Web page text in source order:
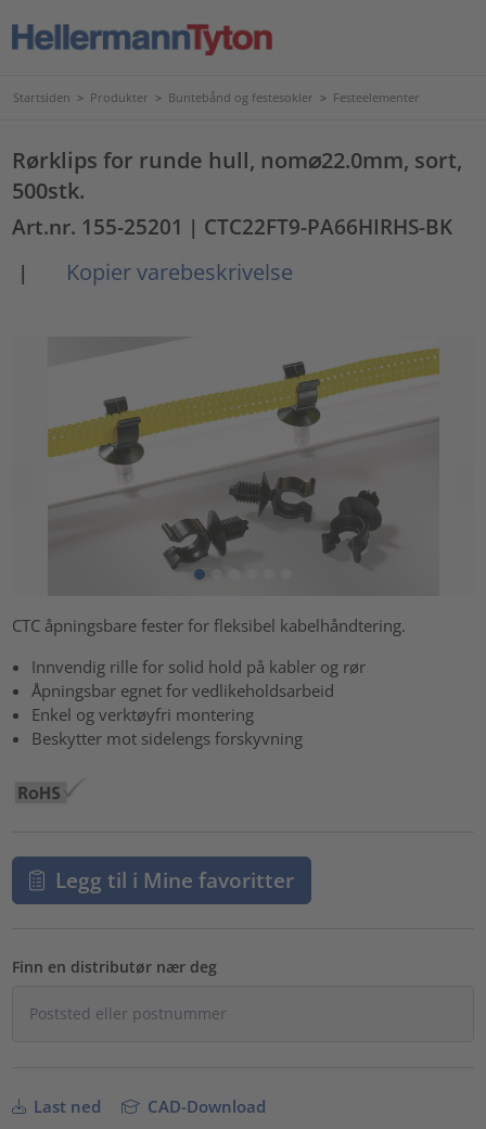
Startsiden > Produkter > Buntebånd og festesokler > Festeelementer
Rørklips for runde hull, nom⌀22.0mm, sort,
500stk.
Art.nr. 155-25201 | CTC22FT9-PA66HIRHS-BK
|
Kopier varebeskrivelse
CTC åpningsbare fester for fleksibel kabelhåndtering.
Innvendig rille for solid hold på kabler og rør
Åpningsbar egnet for vedlikeholdsarbeid
Enkel og verktøyfri montering
Beskytter mot sidelengs forskyvning
Legg til i Mine favoritter
Finn en distributør nær deg
Last ned CAD-Download